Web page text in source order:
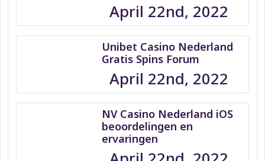
April 22nd, 2022
Unibet Casino Nederland
Gratis Spins Forum
April 22nd, 2022
NV Casino Nederland iOS
beoordelingen en
ervaringen